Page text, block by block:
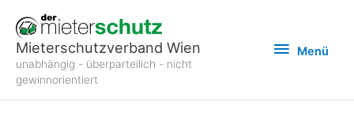
Inhalt
springen
Mieterschutzverband Wien
unabhängig - überparteilich - nicht
gewinnorientiert
Menü
Menü